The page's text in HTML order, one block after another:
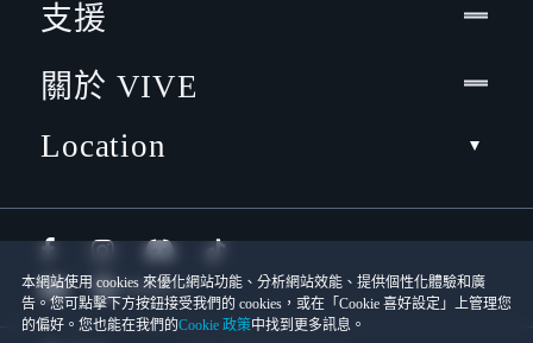
本網站使用 cookies 來優化網站功能、分析網站效能、提供個性化體驗和廣
告。您可點擊下方按鈕接受我們的 cookies，或在「Cookie 喜好設定」上管理您
的偏好。您也能在我們的Cookie 政策中找到更多訊息。
支援
關於 VIVE
Location